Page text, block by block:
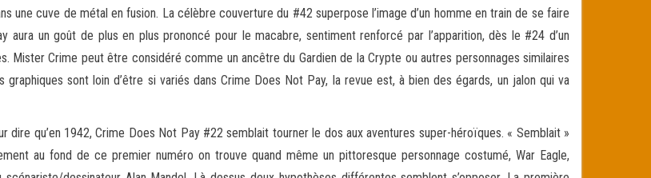
une cuve de métal en fusion. La célèbre couverture du #42 superpose l’image d’un homme en train de se faire
aura un goût de plus en plus prononcé pour le macabre, sentiment renforcé par l’apparition, dès le #24 d’un
Mister Crime peut être considéré comme un ancêtre du Gardien de la Crypte ou autres personnages similaires
sont loin d’être si variés dans Crime Does Not Pay, la revue est, à bien des égards, un jalon qui va
dire qu’en 1942, Crime Does Not Pay #22 semblait tourner le dos aux aventures super-héroïques. « Semblait »
au fond de ce premier numéro on trouve quand même un pittoresque personnage costumé, War Eagle,